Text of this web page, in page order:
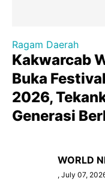
Ragam Daerah
Kakwarcab
Buka
2026,
Generasi
WORLD
, July 07,